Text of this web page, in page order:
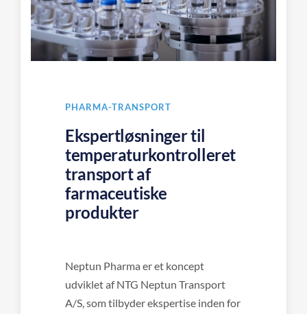
PHARMA-TRANSPORT
Ekspertløsninger til
temperaturkontrolleret
transport af
farmaceutiske
produkter
Neptun Pharma er et koncept
udviklet af NTG Neptun Transport
A/S, som tilbyder ekspertise inden for